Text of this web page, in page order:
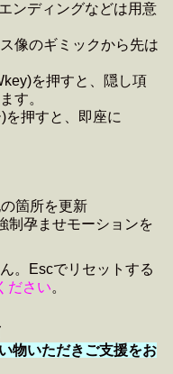
ンディングなどは用意
像のギミックから先は
を押すと、隠し項
す。
を押すと、即座に
箇所を更新
制孕ませモーションを
。Escでリセットする
ださい。
物いただきご支援をお